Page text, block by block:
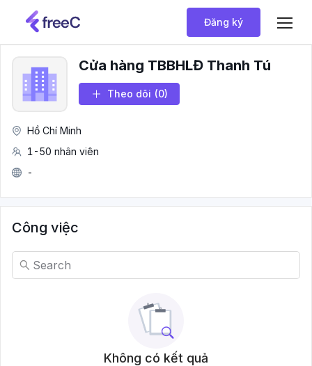
Đăng ký
Cửa hàng TBBHLĐ Thanh Tú
Theo dõi (0)
Hồ Chí Minh
1-50 nhân viên
-
Công việc
Không có kết quả